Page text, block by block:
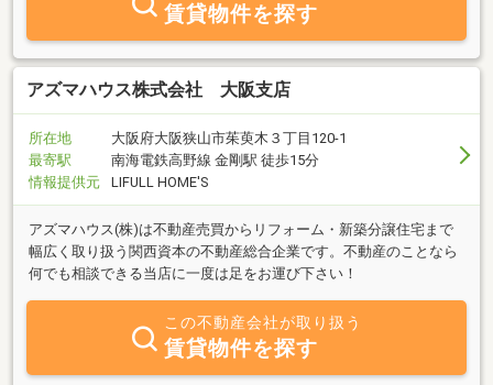
賃貸物件を探す
アズマハウス株式会社 大阪支店
所在地
大阪府大阪狭山市茱萸木３丁目120-1
最寄駅
南海電鉄高野線 金剛駅 徒歩15分
情報提供元
LIFULL HOME'S
アズマハウス(株)は不動産売買からリフォーム・新築分譲住宅まで
幅広く取り扱う関西資本の不動産総合企業です。不動産のことなら
何でも相談できる当店に一度は足をお運び下さい！
この不動産会社が取り扱う
賃貸物件を探す